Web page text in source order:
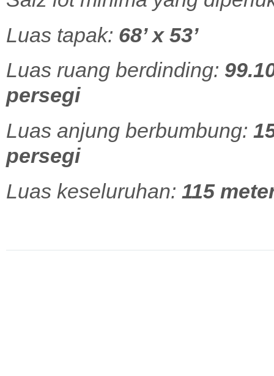
Luas tapak: 68’ x 53’
Luas ruang berdinding:
persegi
Luas anjung berbumbung:
persegi
Luas keseluruhan: 115